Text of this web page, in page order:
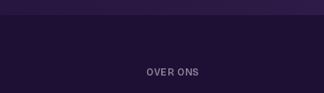
OVER ONS